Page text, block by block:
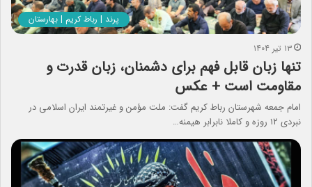
پرند | رباط کریم | بهارستان
۱۳ تیر ۱۴۰۴
تنها زبان قابل فهم برای دشمنان، زبان قدرت و
مقاومت است + عکس
امام جمعه شهرستان رباط کریم گفت: ملت مؤمن و غیرتمند ایران اسلامی در
نبردی ۱۲ روزه و کاملا نابرابر هیمنه…